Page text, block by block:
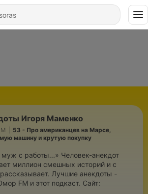
Игоря Маменко
53 - Про американцев на Марсе,
машину и крутую покупку
муж с работы...» Человек-анекдот
миллион смешных историй и с
Лучшие анекдоты -
FM и этот подкаст. Сайт: